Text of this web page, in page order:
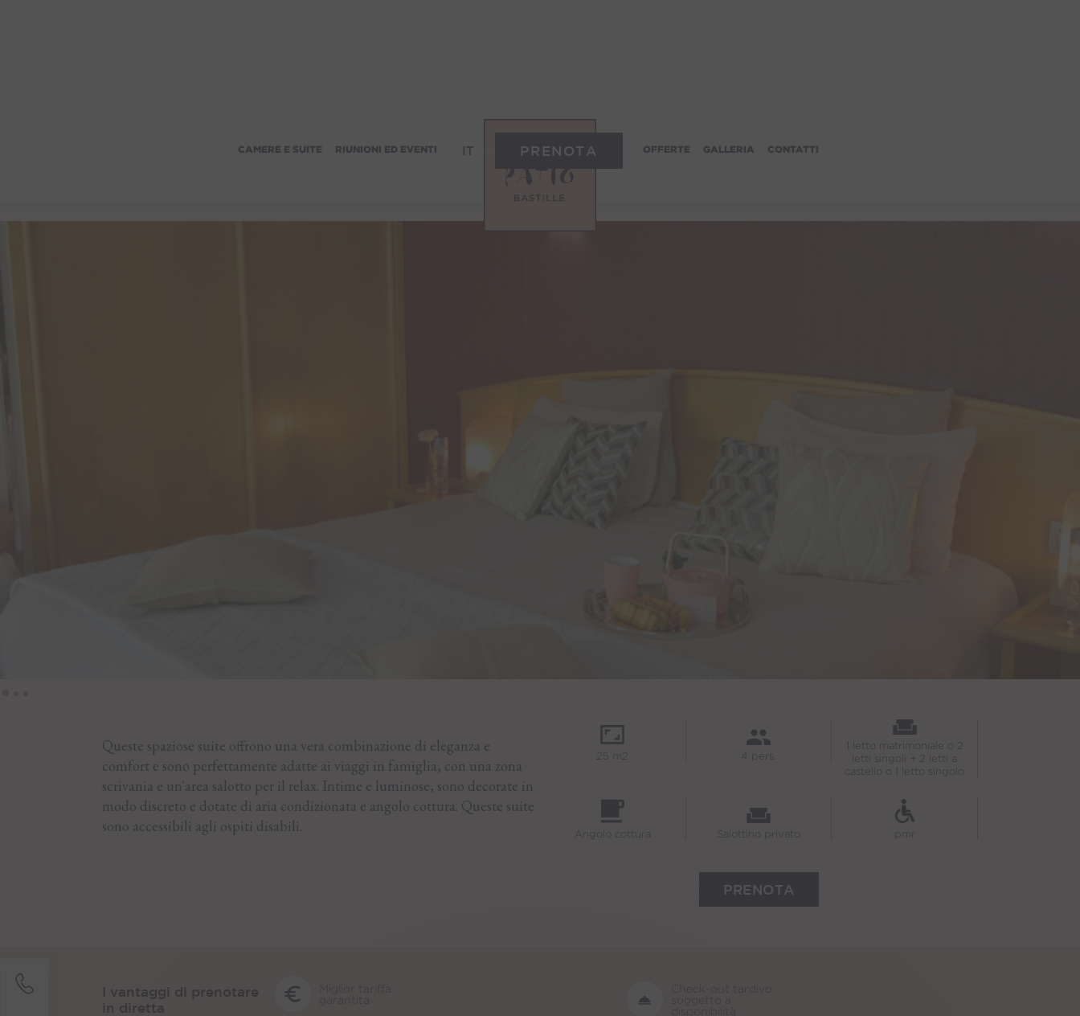
CAMERE E SUITE RIUNIONI ED EVENTI OFFERTE GALLERIA CONTATTI
IT PRENOTA
Suite Junior
Queste spaziose suite offrono una vera combinazione di eleganza e
comfort e sono perfettamente adatte ai viaggi in famiglia, con una zona
scrivania e un'area salotto per il relax. Intime e luminose, sono decorate in
modo discreto e dotate di aria condizionata e angolo cottura. Queste suite
sono accessibili agli ospiti disabili.
25 m2 4 pers.
1 letto matrimoniale o 2
letti singoli + 2 letti a
castello o 1 letto singolo
Angolo cottura Salottino privato pmr
PRENOTA
I vantaggi di prenotare
in diretta
Miglior tariffa
garantita
soggetto a